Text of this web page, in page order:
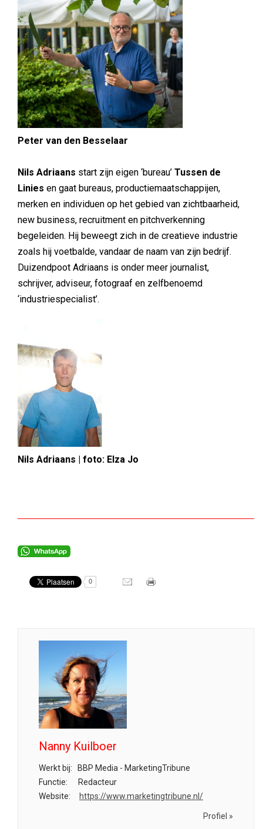
Peter van den Besselaar
Nils Adriaans start zijn eigen ‘bureau’ Tussen de
Linies en gaat bureaus, productiemaatschappijen,
merken en individuen op het gebied van zichtbaarheid,
new business, recruitment en pitchverkenning
begeleiden. Hij beweegt zich in de creatieve industrie
zoals hij voetbalde, vandaar de naam van zijn bedrijf.
Duizendpoot Adriaans is onder meer journalist,
schrijver, adviseur, fotograaf en zelfbenoemd
‘industriespecialist’.
Nils Adriaans | foto: Elza Jo
0
Nanny Kuilboer
Werkt bij:
BBP Media - MarketingTribune
Functie:
Redacteur
Website:
https://www.marketingtribune.nl/
Profiel »